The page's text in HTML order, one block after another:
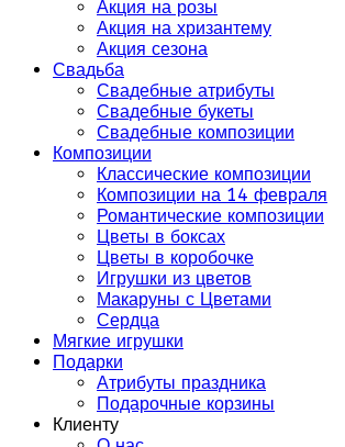
Акция на розы
Акция на хризантему
Акция сезона
Свадьба
Свадебные атрибуты
Свадебные букеты
Свадебные композиции
Композиции
Классические композиции
Композиции на 14 февраля
Романтические композиции
Цветы в боксах
Цветы в коробочке
Игрушки из цветов
Макаруны с Цветами
Сердца
Мягкие игрушки
Подарки
Атрибуты праздника
Подарочные корзины
Клиенту